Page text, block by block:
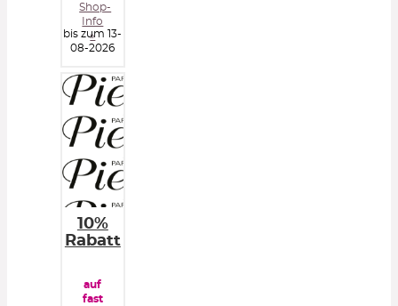
Shop-
Info
»
bis zum 13-
08-2026
10%
Rabatt
auf
fast